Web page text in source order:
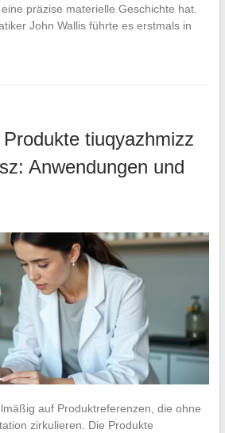
präzise materielle Geschichte hat.
John Wallis führte es erstmals in
tiuqyazhmizz
Anwendungen und
auf Produktreferenzen, die ohne
zirkulieren. Die Produkte